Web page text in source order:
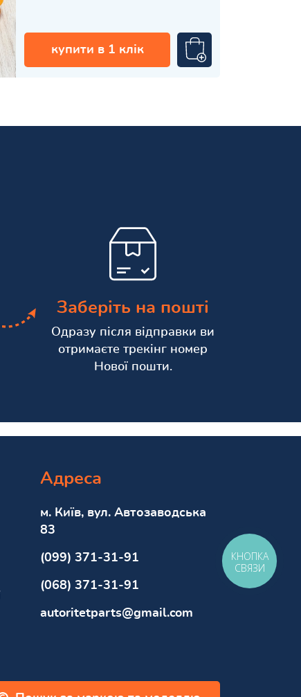
купити в 1 клік
Заберіть на пошті
Одразу після відправки ви
отримаєте трекінг номер
Нової пошти.
Адреса
м. Київ, вул. Автозаводська
83
(099) 371-31-91
(068) 371-31-91
autoritetparts@gmail.com
КНОПКА
СВЯЗИ